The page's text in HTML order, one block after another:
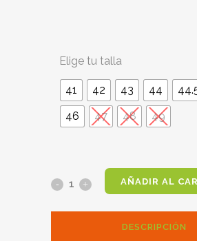
Elige tu talla
41 42 43 44
46
47 48 49
Botas
Gaerne
AÑADIR AL
DESCRIPCIÓN